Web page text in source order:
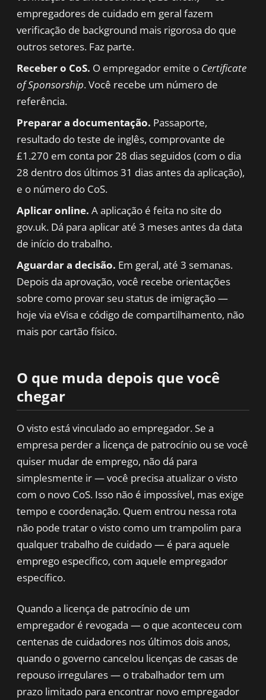
empregadores de cuidado em geral fazem
verificação de background mais rigorosa do que
outros setores. Faz parte.
Receber o CoS. O empregador emite o Certificate
of Sponsorship. Você recebe um número de
referência.
Preparar a documentação. Passaporte,
resultado do teste de inglês, comprovante de
£1.270 em conta por 28 dias seguidos (com o dia
28 dentro dos últimos 31 dias antes da aplicação),
e o número do CoS.
Aplicar online. A aplicação é feita no site do
gov.uk. Dá para aplicar até 3 meses antes da data
de início do trabalho.
Aguardar a decisão. Em geral, até 3 semanas.
Depois da aprovação, você recebe orientações
sobre como provar seu status de imigração —
hoje via eVisa e código de compartilhamento, não
mais por cartão físico.
O que muda depois que você
chegar
O visto está vinculado ao empregador. Se a
empresa perder a licença de patrocínio ou se você
quiser mudar de emprego, não dá para
simplesmente ir — você precisa atualizar o visto
com o novo CoS. Isso não é impossível, mas exige
tempo e coordenação. Quem entrou nessa rota
não pode tratar o visto como um trampolim para
qualquer trabalho de cuidado — é para aquele
emprego específico, com aquele empregador
específico.
Quando a licença de patrocínio de um
empregador é revogada — o que aconteceu com
centenas de cuidadores nos últimos dois anos,
quando o governo cancelou licenças de casas de
repouso irregulares — o trabalhador tem um
prazo limitado para encontrar novo empregador